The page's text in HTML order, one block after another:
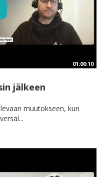
01:00:10
jälkeen
muutokseen, kun